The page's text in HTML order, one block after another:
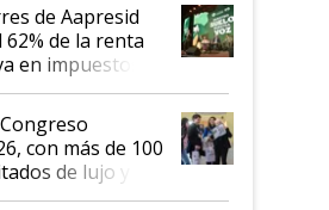
de Aapresid
de la renta
en impuestos:
que en
discutiendo
de hace 50
con más de 100
de lujo y